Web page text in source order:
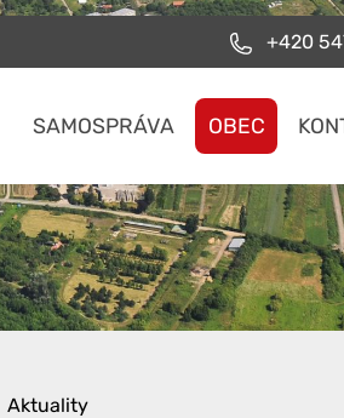
+420
SAMOSPRÁVA OBEC
Aktuality